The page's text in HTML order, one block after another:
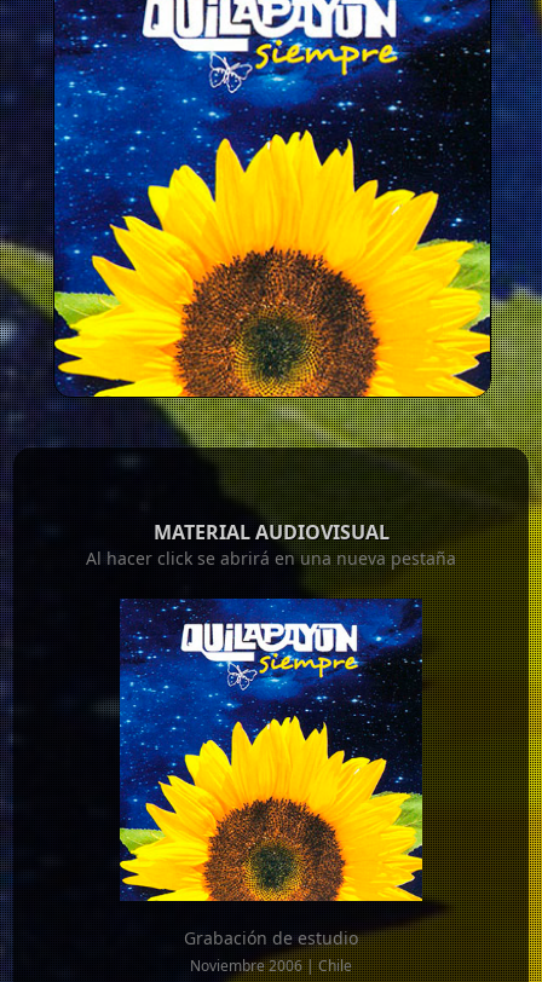
MATERIAL AUDIOVISUAL
Al hacer click se abrirá en una nueva pestaña
Grabación de estudio
Noviembre 2006 | Chile